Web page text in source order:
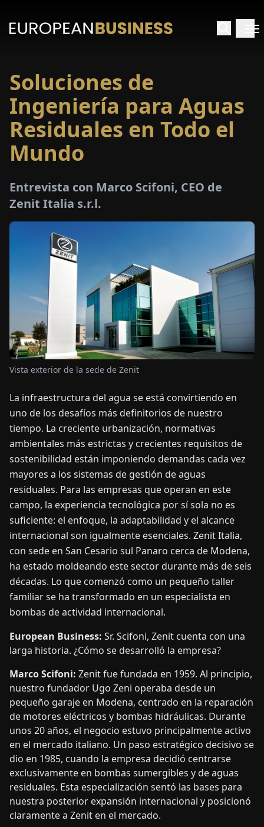
PAPEL
CONTÁCTENOS
Soluciones de
Ingeniería para Aguas
Residuales en Todo el
Mundo
Entrevista con Marco Scifoni, CEO de
Zenit Italia s.r.l.
Vista exterior de la sede de Zenit
La infraestructura del agua se está convirtiendo en
uno de los desafíos más definitorios de nuestro
tiempo. La creciente urbanización, normativas
ambientales más estrictas y crecientes requisitos de
sostenibilidad están imponiendo demandas cada vez
mayores a los sistemas de gestión de aguas
residuales. Para las empresas que operan en este
campo, la experiencia tecnológica por sí sola no es
suficiente: el enfoque, la adaptabilidad y el alcance
internacional son igualmente esenciales. Zenit Italia,
con sede en San Cesario sul Panaro cerca de Modena,
ha estado moldeando este sector durante más de seis
décadas. Lo que comenzó como un pequeño taller
familiar se ha transformado en un especialista en
bombas de actividad internacional.
European Business: Sr. Scifoni, Zenit cuenta con una
larga historia. ¿Cómo se desarrolló la empresa?
Marco Scifoni: Zenit fue fundada en 1959. Al principio,
nuestro fundador Ugo Zeni operaba desde un
pequeño garaje en Modena, centrado en la reparación
de motores eléctricos y bombas hidráulicas. Durante
unos 20 años, el negocio estuvo principalmente activo
en el mercado italiano. Un paso estratégico decisivo se
dio en 1985, cuando la empresa decidió centrarse
exclusivamente en bombas sumergibles y de aguas
residuales. Esta especialización sentó las bases para
nuestra posterior expansión internacional y posicionó
claramente a Zenit en el mercado.